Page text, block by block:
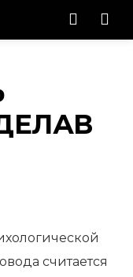
считается